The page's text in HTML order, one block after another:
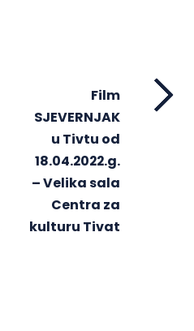
Film
SJEVERNJAK
u Tivtu od
18.04.2022.g.
– Velika sala
Centra za
kulturu Tivat